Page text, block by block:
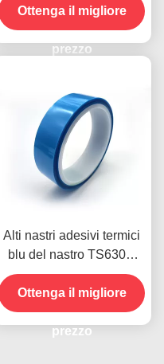
rilascio di calore ha
appoggiato
Ottenga il migliore
prezzo
Alti nastri adesivi termici
blu del nastro TS630D
del poliestere di adesione
iniziale
Ottenga il migliore
prezzo